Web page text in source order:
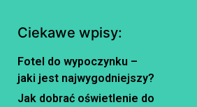
Ciekawe wpisy:
Fotel do wypoczynku –
jaki jest najwygodniejszy?
Jak dobrać oświetlenie do